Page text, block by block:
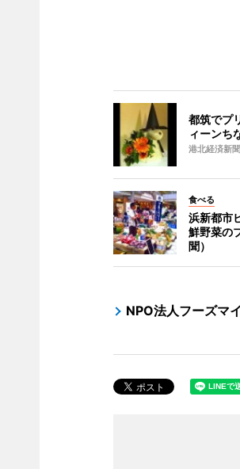
都筑でプ
ィーンち
港北経済新聞
食べる
浜新都市
鮮野菜の
聞）
NPO法人フーズマ